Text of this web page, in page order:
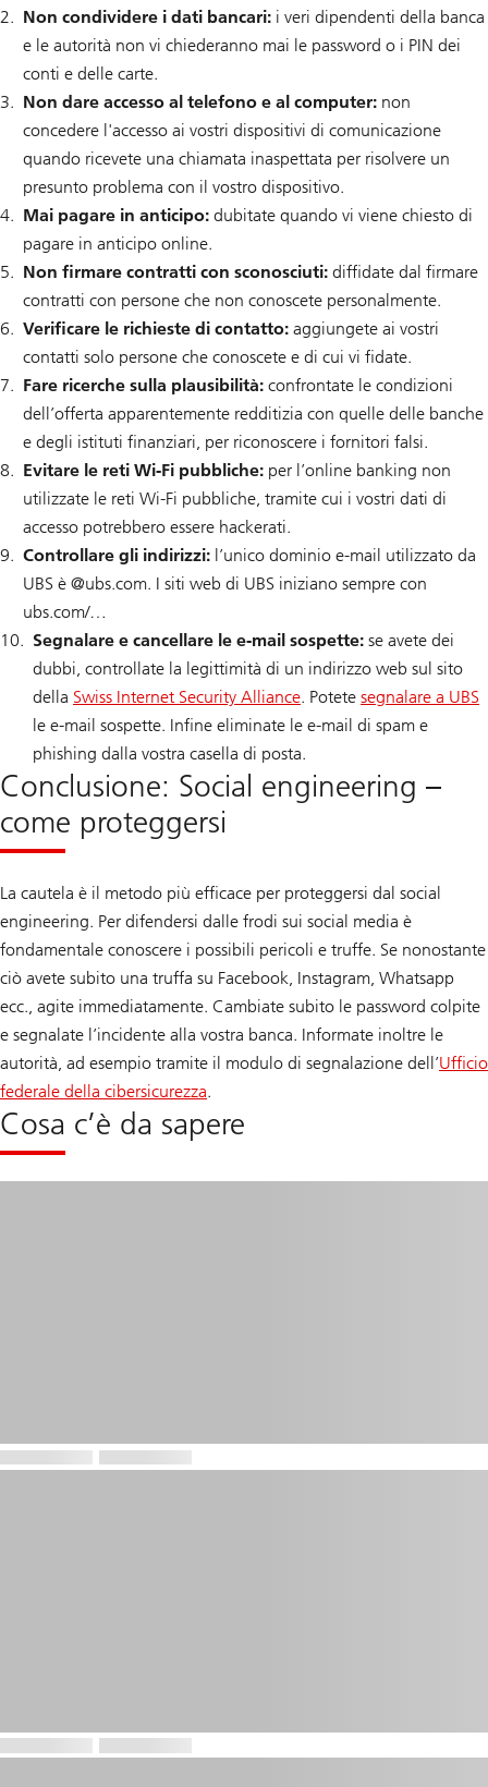
z
o
n
d
e
l
l
t
r
f
f
e
e
i
c
u
r
e
z
z
p
e
s
o
U
B
S
Non condividere i dati bancari: i veri dipendenti della banca
e le autorità non vi chiederanno mai le password o i PIN dei
conti e delle carte.
Non dare accesso al telefono e al computer: non
concedere l'accesso ai vostri dispositivi di comunicazione
quando ricevete una chiamata inaspettata per risolvere un
presunto problema con il vostro dispositivo.
Mai pagare in anticipo: dubitate quando vi viene chiesto di
pagare in anticipo online.
Non firmare contratti con sconosciuti: diffidate dal firmare
contratti con persone che non conoscete personalmente.
Verificare le richieste di contatto: aggiungete ai vostri
contatti solo persone che conoscete e di cui vi fidate.
Fare ricerche sulla plausibilità: confrontate le condizioni
dell’offerta apparentemente redditizia con quelle delle banche
e degli istituti finanziari, per riconoscere i fornitori falsi.
Evitare le reti Wi-Fi pubbliche: per l’online banking non
utilizzate le reti Wi-Fi pubbliche, tramite cui i vostri dati di
accesso potrebbero essere hackerati.
Controllare gli indirizzi: l’unico dominio e-mail utilizzato da
UBS è @ubs.com. I siti web di UBS iniziano sempre con
ubs.com/…
Segnalare e cancellare le e-mail sospette: se avete dei
dubbi, controllate la legittimità di un indirizzo web sul sito
della Swiss Internet Security Alliance. Potete segnalare a UBS
le e-mail sospette. Infine eliminate le e-mail di spam e
phishing dalla vostra casella di posta.
Conclusione: Social engineering –
come proteggersi
La cautela è il metodo più efficace per proteggersi dal social
engineering. Per difendersi dalle frodi sui social media è
fondamentale conoscere i possibili pericoli e truffe. Se nonostante
ciò avete subito una truffa su Facebook, Instagram, Whatsapp
ecc., agite immediatamente. Cambiate subito le password colpite
e segnalate l’incidente alla vostra banca. Informate inoltre le
autorità, ad esempio tramite il modulo di segnalazione dell’Ufficio
federale della cibersicurezza.
Cosa c’è da sapere